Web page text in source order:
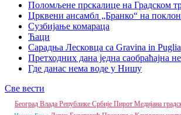
Поломљене прскалице на Градском
Црквени ансамбл „Бранко“ на
Сузбијање комараца
Ћаци
Сарадња Лесковца са Gravina in Puglia
Претходних дана једна саобраћајна
Где данас нема воде у Нишу
Све вести
Београд Влада Републике Србије Пирот Медијана